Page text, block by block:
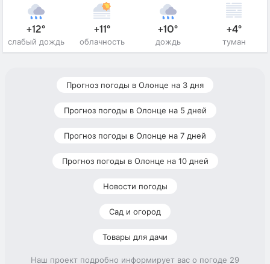
+12°
слабый дождь
+11°
облачность
+10°
дождь
+4°
туман
Прогноз погоды в Олонце на 3 дня
Прогноз погоды в Олонце на 5 дней
Прогноз погоды в Олонце на 7 дней
Прогноз погоды в Олонце на 10 дней
Новости погоды
Сад и огород
Товары для дачи
Наш проект подробно информирует вас о погоде 29